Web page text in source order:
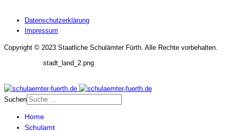
Datenschutzerklärung
Impressum
Copyright © 2023 Staatliche Schulämter Fürth. Alle Rechte vorbehalten.
stadt_land_2.png
Suchen
Home
Schulamt